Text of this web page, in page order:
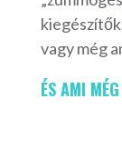
vagy még
ÉS AMI